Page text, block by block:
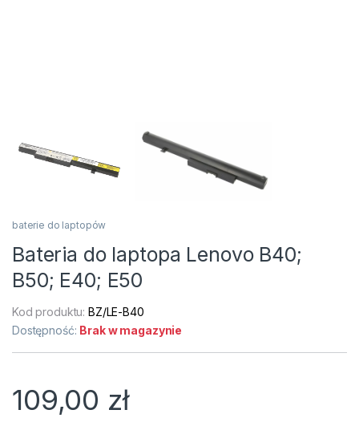
baterie do laptopów
Bateria do laptopa Lenovo B40;
B50; E40; E50
Kod produktu:BZ/LE-B40
Dostępność: Brak w magazynie
109,00 zł